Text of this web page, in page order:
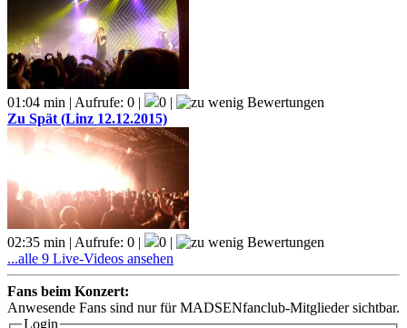
01:04 min | Aufrufe: 0 |
0 |
Zu Spät (Linz 12.12.2015)
02:35 min | Aufrufe: 0 |
0 |
...alle 9 Live-Videos ansehen
Fans beim Konzert:
Anwesende Fans sind nur für MADSENfanclub-Mitglieder sichtbar.
Login